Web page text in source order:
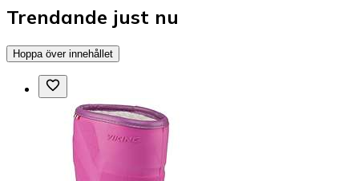
Trendande just nu
Hoppa över innehållet